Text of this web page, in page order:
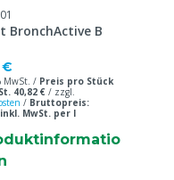
BronchActive B
€
MwSt. / Preis pro Stück
40,82 € / zzgl.
/ Bruttopreis:
inkl. MwSt. per l